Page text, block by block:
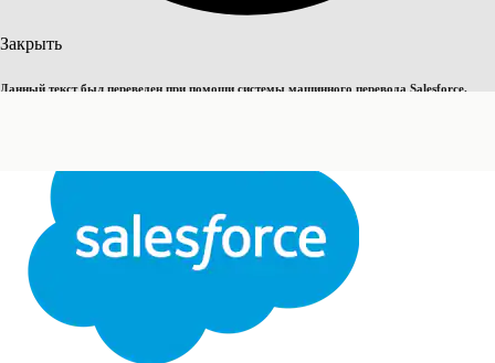
Закрыть
Данный текст был переведен при помощи системы машинного перевода Salesforce.
Закрыть